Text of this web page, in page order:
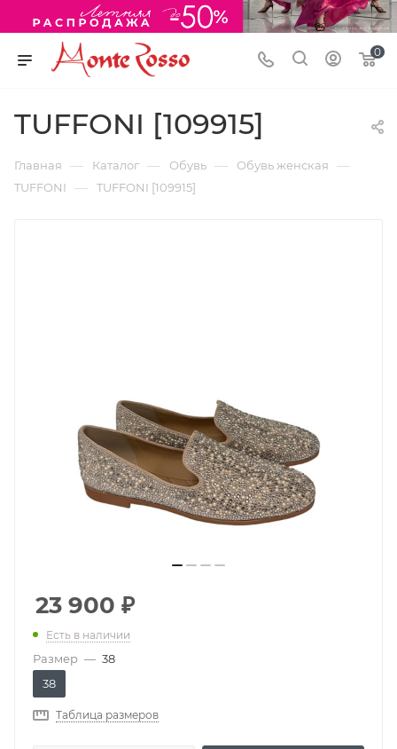
0
TUFFONI [109915]
Главная — Каталог — Обувь — Обувь женская —
TUFFONI — TUFFONI [109915]
23 900 ₽
Есть в наличии
Размер — 38
38
Таблица размеров